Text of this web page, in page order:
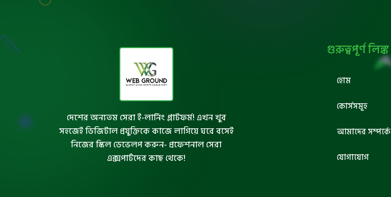
দেশের অন্যতম সেরা ই-লার্নিং প্লাটফর্ম! এখন খুব
সহজেই ডিজিটাল প্রযুক্তিকে কাজে লাগিয়ে ঘরে বসেই
নিজের স্কিল ডেভেলপ করুন- প্রফেশনাল সেরা
এক্সপার্টদের কাছ থেকে!
গুরুত্বপূর্ণ লিঙ্ক
হোম
কোর্সসমূহ
আমাদের সম্পর্কে
যোগাযোগ